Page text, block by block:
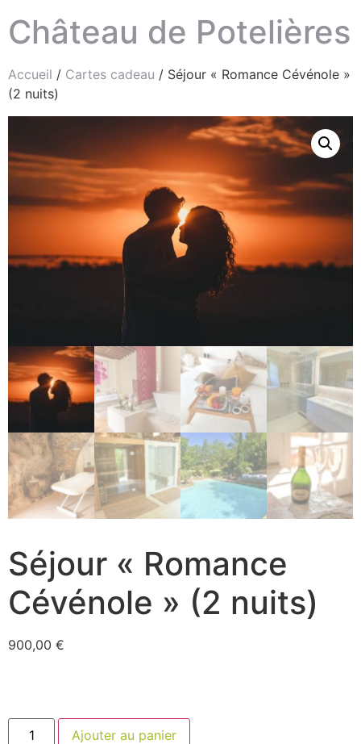
Château de Potelières
Accueil / Cartes cadeau / Séjour « Romance Cévénole »
(2 nuits)
Séjour « Romance
Cévénole » (2 nuits)
900,00 €
Ajouter au panier